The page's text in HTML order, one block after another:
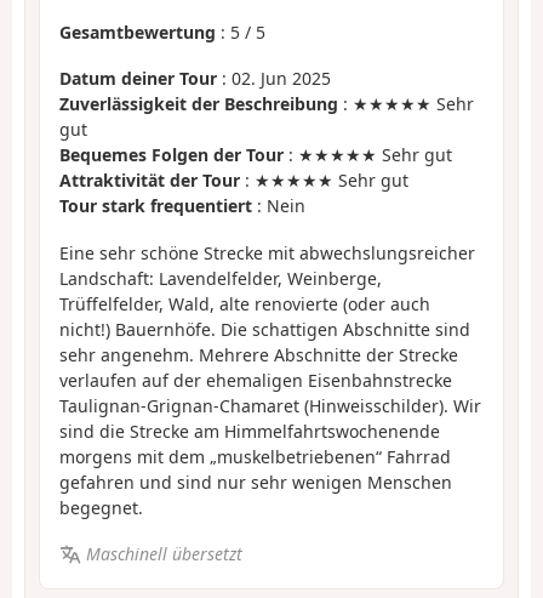
Gesamtbewertung : 5 / 5
Datum deiner Tour : 02. Jun 2025
Zuverlässigkeit der Beschreibung : ★★★★★ Sehr
gut
Bequemes Folgen der Tour : ★★★★★ Sehr gut
Attraktivität der Tour : ★★★★★ Sehr gut
Tour stark frequentiert : Nein
Eine sehr schöne Strecke mit abwechslungsreicher
Landschaft: Lavendelfelder, Weinberge,
Trüffelfelder, Wald, alte renovierte (oder auch
nicht!) Bauernhöfe. Die schattigen Abschnitte sind
sehr angenehm. Mehrere Abschnitte der Strecke
verlaufen auf der ehemaligen Eisenbahnstrecke
Taulignan-Grignan-Chamaret (Hinweisschilder). Wir
sind die Strecke am Himmelfahrtswochenende
morgens mit dem „muskelbetriebenen“ Fahrrad
gefahren und sind nur sehr wenigen Menschen
begegnet.
Maschinell übersetzt